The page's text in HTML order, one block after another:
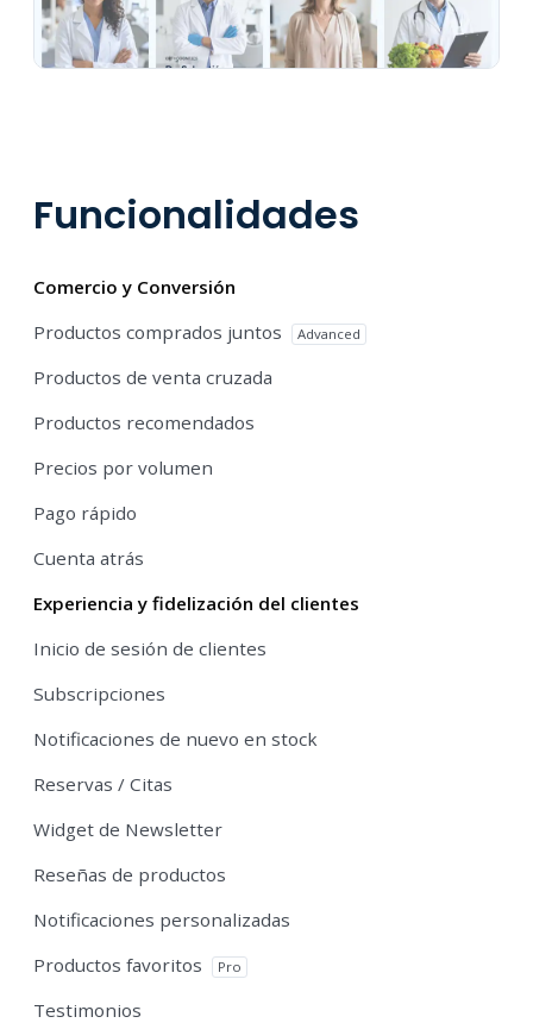
Funcionalidades
Comercio y Conversión
Productos comprados juntos
Advanced
Productos de venta cruzada
Productos recomendados
Precios por volumen
Pago rápido
Cuenta atrás
Experiencia y fidelización del clientes
Inicio de sesión de clientes
Subscripciones
Notificaciones de nuevo en stock
Reservas / Citas
Widget de Newsletter
Reseñas de productos
Notificaciones personalizadas
Productos favoritos
Pro
Testimonios